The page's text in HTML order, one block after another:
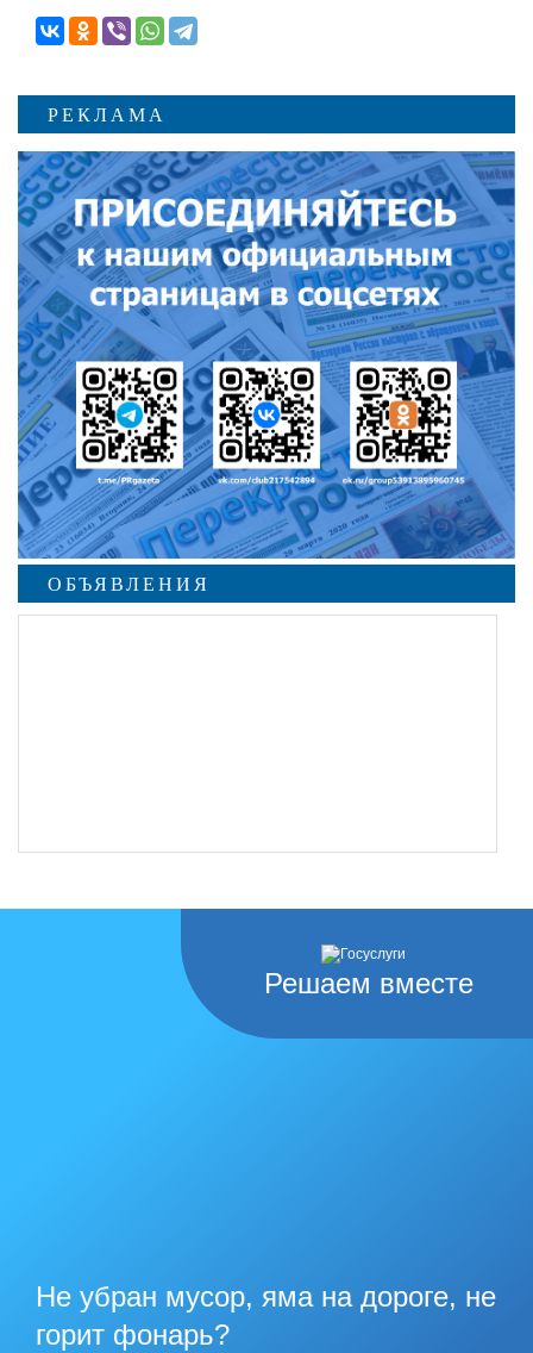
РЕКЛАМА
ОБЪЯВЛЕНИЯ
Решаем вместе
Не убран мусор, яма на дороге, не
горит фонарь?